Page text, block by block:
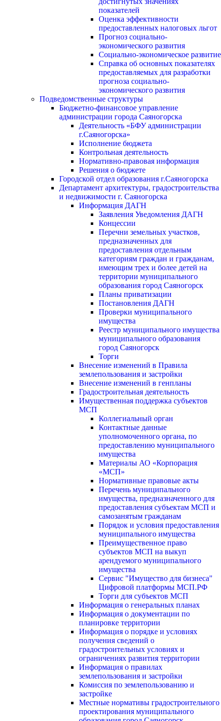
показателей
Оценка эффективности
предоставленных налоговых льгот
Прогноз социально-
экономического развития
Социально-экономическое развитие
Справка об основных показателях
предоставляемых для разработки
прогноза социально-
экономического развития
Подведомственные структуры
Бюджетно-финансовое управление
администрации города Саяногорска
Деятельность «БФУ администрации
г.Саяногорска»
Исполнение бюджета
Контрольная деятельность
Нормативно-правовая информация
Решения о бюджете
Городской отдел образования г.Саяногорска
Департамент архитектуры, градостроительства
и недвижимости г. Саяногорска
Информация ДАГН
Заявления Уведомления ДАГН
Концессии
Перечни земельных участков,
предназначенных для
предоставления отдельным
категориям граждан и гражданам,
имеющим трех и более детей на
территории муниципального
образования город Саяногорск
Планы приватизации
Постановления ДАГН
Проверки муниципального
имущества
Реестр муниципального имущества
муниципального образования
город Саяногорск
Торги
Внесение изменений в Правила
землепользования и застройки
Внесение изменений в генпланы
Градостроительная деятельность
Имущественная поддержка субъектов
МСП
Коллегиальный орган
Контактные данные
уполномоченного органа, по
предоставлению муниципального
имущества
Материалы АО «Корпорация
«МСП»
Нормативные правовые акты
Перечень муниципального
имущества, предназначенного для
предоставления субъектам МСП и
самозанятым гражданам
Порядок и условия предоставления
муниципального имущества
Преимущественное право
субъектов МСП на выкуп
арендуемого муниципального
имущества
Сервис "Имущество для бизнеса"
Цифровой платформы МСП.РФ
Торги для субъектов МСП
Информация о генеральных планах
Информация о документации по
планировке территории
Информация о порядке и условиях
получения сведений о
градостроительных условиях и
ограничениях развития территории
Информация о правилах
землепользования и застройки
Комиссия по землепользованию и
застройке
Местные нормативы градостроительного
проектирования муниципального